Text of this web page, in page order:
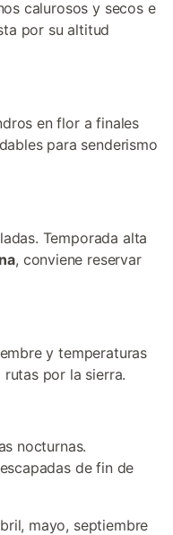
calurosos y secos e
por su altitud
en flor a finales
para senderismo
Temporada alta
, conviene reservar
y temperaturas
por la sierra.
nocturnas.
de fin de
mayo, septiembre